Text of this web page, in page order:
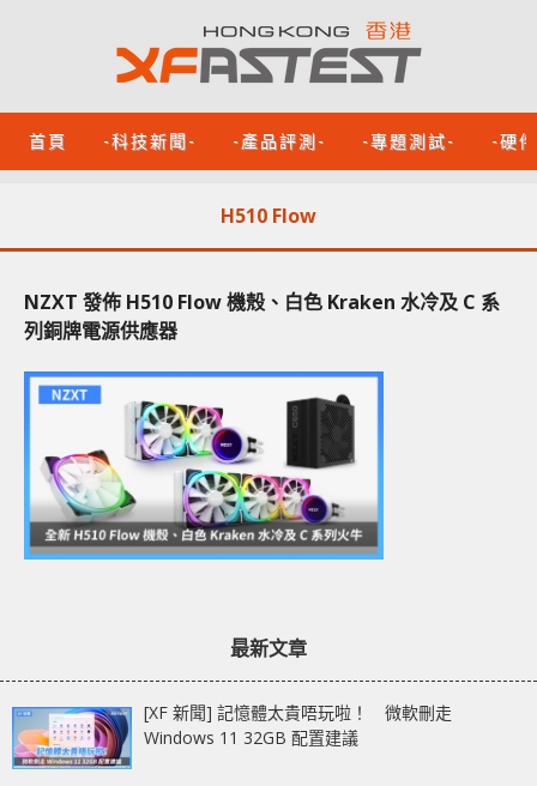
首頁 -科技新聞- -產品評測- -專題測試- -硬
H510 Flow
NZXT 發佈 H510 Flow 機殼、白色 Kraken 水冷及 C 系
列銅牌電源供應器
最新文章
[XF 新聞] 記憶體太貴唔玩啦！ 微軟刪走
Windows 11 32GB 配置建議